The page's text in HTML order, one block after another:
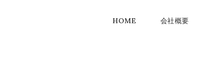
HOME 会社概要